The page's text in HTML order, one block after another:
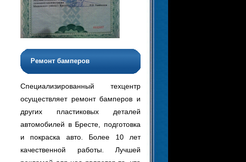
Ремонт бамперов
Специализированный техцентр
осуществляет ремонт бамперов и
других пластиковых деталей
автомобилей в Бресте, подготовка
и покраска авто. Более 10 лет
качественной работы. Лучшей